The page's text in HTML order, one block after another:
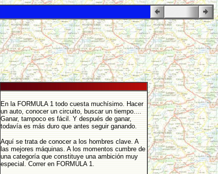
En la FORMULA 1 todo cuesta muchísimo. Hacer
un auto, conocer un circuito, buscar un tiempo....
Ganar, tampoco es fácil. Y después de ganar,
todavía es más duro que antes seguir ganando.
Aquí se trata de conocer a los hombres clave. A
las mejores máquinas. A los momentos cumbre de
una categoría que constituye una ambición muy
especial. Correr en FORMULA 1.